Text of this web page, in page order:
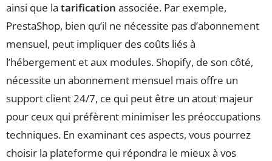
ainsi que la tarification associée. Par exemple,
PrestaShop, bien qu’il ne nécessite pas d’abonnement
mensuel, peut impliquer des coûts liés à
l’hébergement et aux modules. Shopify, de son côté,
nécessite un abonnement mensuel mais offre un
support client 24/7, ce qui peut être un atout majeur
pour ceux qui préfèrent minimiser les préoccupations
techniques. En examinant ces aspects, vous pourrez
choisir la plateforme qui répondra le mieux à vos